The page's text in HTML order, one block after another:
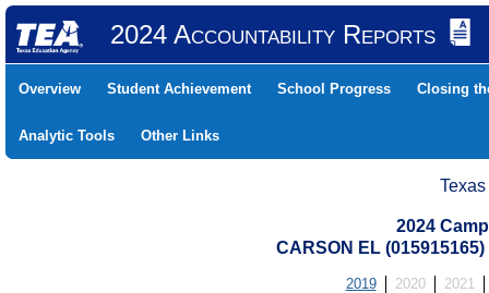
2024 Accountability Reports
Overview Student Achievement School Progress Closing
Analytic Tools Other Links
2024
CARSON EL
2019 2020 2021